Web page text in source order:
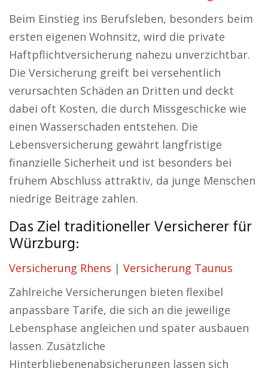
Beim Einstieg ins Berufsleben, besonders beim
ersten eigenen Wohnsitz, wird die private
Haftpflichtversicherung nahezu unverzichtbar.
Die Versicherung greift bei versehentlich
verursachten Schäden an Dritten und deckt
dabei oft Kosten, die durch Missgeschicke wie
einen Wasserschaden entstehen. Die
Lebensversicherung gewährt langfristige
finanzielle Sicherheit und ist besonders bei
frühem Abschluss attraktiv, da junge Menschen
niedrige Beiträge zahlen.
Das Ziel traditioneller Versicherer für
Würzburg:
Versicherung Rhens | Versicherung Taunus
Zahlreiche Versicherungen bieten flexibel
anpassbare Tarife, die sich an die jeweilige
Lebensphase angleichen und später ausbauen
lassen. Zusätzliche
Hinterbliebenenabsicherungen lassen sich